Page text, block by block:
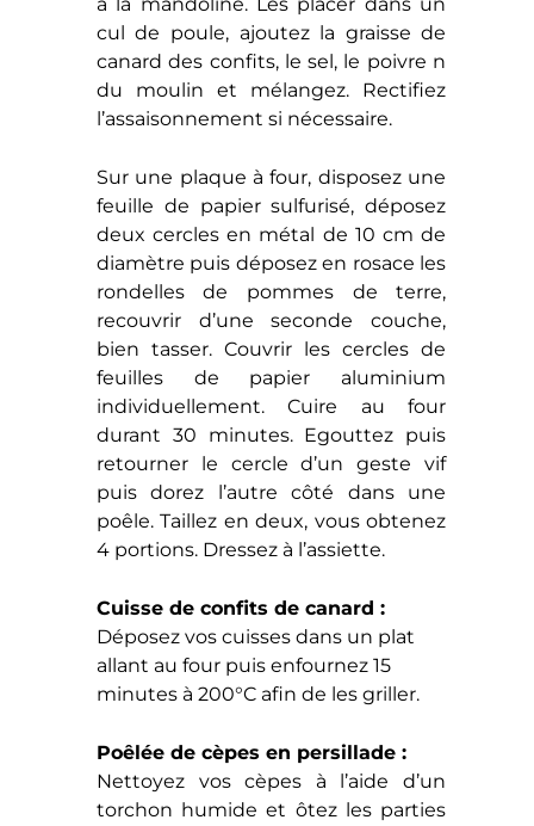
cul de poule, ajoutez la graisse de
canard des confits, le sel, le poivre n
du moulin et mélangez. Rectifiez
l’assaisonnement si nécessaire.
Sur une plaque à four, disposez une
feuille de papier sulfurisé, déposez
deux cercles en métal de 10 cm de
diamètre puis déposez en rosace les
rondelles de pommes de terre,
recouvrir d’une seconde couche,
bien tasser. Couvrir les cercles de
feuilles de papier aluminium
individuellement. Cuire au four
durant 30 minutes. Egouttez puis
retourner le cercle d’un geste vif
puis dorez l’autre côté dans une
poêle. Taillez en deux, vous obtenez
4 portions. Dressez à l’assiette.
Cuisse de confits de canard :
Déposez vos cuisses dans un plat
allant au four puis enfournez 15
minutes à 200°C afin de les griller.
Poêlée de cèpes en persillade :
Nettoyez vos cèpes à l’aide d’un
torchon humide et ôtez les parties